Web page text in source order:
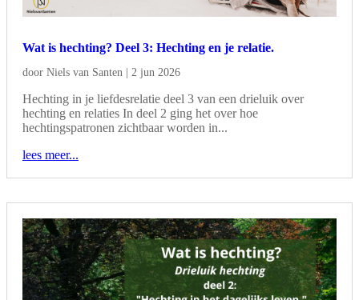
Wat is hechting? Deel 3: Hechting en je relatie.
door Niels van Santen 2 jun 2026
Hechting in je liefdesrelatie deel 3 van een drieluik over
hechting en relaties In deel 2 ging het over hoe
hechtingspatronen zichtbaar worden in...
lees meer...